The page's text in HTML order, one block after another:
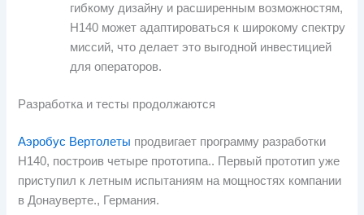
гибкому дизайну и расширенным возможностям,
H140 может адаптироваться к широкому спектру
миссий, что делает это выгодной инвестицией
для операторов.
Разработка и тесты продолжаются
Аэробус Вертолеты продвигает программу разработки
H140, построив четыре прототипа.. Первый прототип уже
приступил к летным испытаниям на мощностях компании
в Донауверте., Германия.